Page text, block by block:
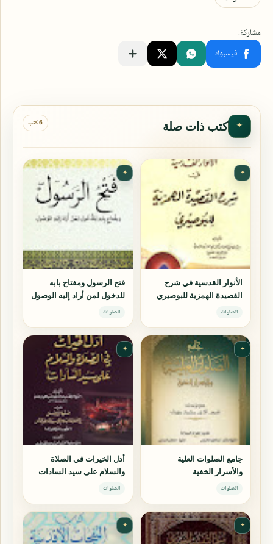
✦ كتب ذات صلة 6 كتب
✦
الأنوار القدسية في شرح
القصيدة الهمزية للبوصيري
الصلوات
✦
فتح الرسول ومفتاح بابه
للدخول لمن أراد إليه الوصول
الصلوات
✦
جامع الصلوات العلية
والأسرار الخفية
الصلوات
✦
أدل الخيرات في الصلاة
والسلام على سيد السادات
الصلوات
✦
✦